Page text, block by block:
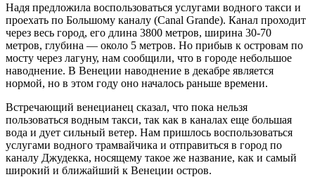
Надя предложила воспользоваться услугами водного такси и
проехать по Большому каналу (Canal Grande). Канал проходит
через весь город, его длина 3800 метров, ширина 30-70
метров, глубина — около 5 метров. Но прибыв к островам по
мосту через лагуну, нам сообщили, что в городе небольшое
наводнение. В Венеции наводнение в декабре является
нормой, но в этом году оно началось раньше времени.
Встречающий венецианец сказал, что пока нельзя
пользоваться водным такси, так как в каналах еще большая
вода и дует сильный ветер. Нам пришлось воспользоваться
услугами водного трамвайчика и отправиться в город по
каналу Джудекка, носящему такое же название, как и самый
широкий и ближайший к Венеции остров.